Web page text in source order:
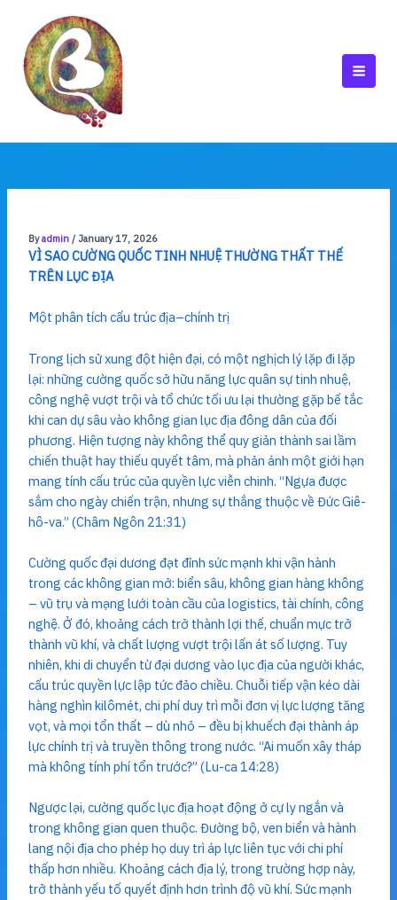
content
Byadmin / January 17, 2026
VÌ SAO CƯỜNG QUỐC TINH NHUỆ THƯỜNG THẤT THẾ
TRÊN LỤC ĐỊA
Một phân tích cấu trúc địa–chính trị
Trong lịch sử xung đột hiện đại, có một nghịch lý lặp đi lặp
lại: những cường quốc sở hữu năng lực quân sự tinh nhuệ,
công nghệ vượt trội và tổ chức tối ưu lại thường gặp bế tắc
khi can dự sâu vào không gian lục địa đông dân của đối
phương. Hiện tượng này không thể quy giản thành sai lầm
chiến thuật hay thiếu quyết tâm, mà phản ánh một giới hạn
mang tính cấu trúc của quyền lực viễn chinh. “Ngựa được
sắm cho ngày chiến trận, nhưng sự thắng thuộc về Đức Giê-
hô-va.” (Châm Ngôn 21:31)
Cường quốc đại dương đạt đỉnh sức mạnh khi vận hành
trong các không gian mở: biển sâu, không gian hàng không
– vũ trụ và mạng lưới toàn cầu của logistics, tài chính, công
nghệ. Ở đó, khoảng cách trở thành lợi thế, chuẩn mực trở
thành vũ khí, và chất lượng vượt trội lấn át số lượng. Tuy
nhiên, khi di chuyển từ đại dương vào lục địa của người khác,
cấu trúc quyền lực lập tức đảo chiều. Chuỗi tiếp vận kéo dài
hàng nghìn kilômét, chi phí duy trì mỗi đơn vị lực lượng tăng
vọt, và mọi tổn thất – dù nhỏ – đều bị khuếch đại thành áp
lực chính trị và truyền thông trong nước. “Ai muốn xây tháp
mà không tính phí tổn trước?” (Lu-ca 14:28)
Ngược lại, cường quốc lục địa hoạt động ở cự ly ngắn và
trong không gian quen thuộc. Đường bộ, ven biển và hành
lang nội địa cho phép họ duy trì áp lực liên tục với chi phí
thấp hơn nhiều. Khoảng cách địa lý, trong trường hợp này,
trở thành yếu tố quyết định hơn trình độ vũ khí. Sức mạnh